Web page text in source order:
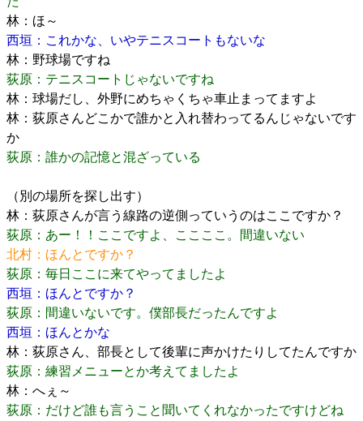
林：ほ～
西垣：これかな、いやテニスコートもないな
林：野球場ですね
荻原：テニスコートじゃないですね
林：球場だし、外野にめちゃくちゃ車止まってますよ
林：荻原さんどこかで誰かと入れ替わってるんじゃないです
か
荻原：誰かの記憶と混ざっている
（別の場所を探し出す）
林：荻原さんが言う線路の逆側っていうのはここですか？
荻原：あー！！ここですよ、ここここ。間違いない
北村：ほんとですか？
荻原：毎日ここに来てやってましたよ
西垣：ほんとですか？
荻原：間違いないです。僕部長だったんですよ
西垣：ほんとかな
林：荻原さん、部長として後輩に声かけたりしてたんですか
荻原：練習メニューとか考えてましたよ
林：へぇ～
荻原：だけど誰も言うこと聞いてくれなかったですけどね